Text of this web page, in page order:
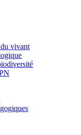
vivant